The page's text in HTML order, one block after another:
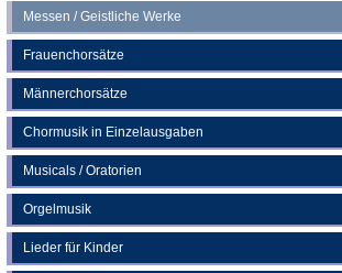
Messen / Geistliche Werke
Frauenchorsätze
Männerchorsätze
Chormusik in Einzelausgaben
Musicals / Oratorien
Orgelmusik
Lieder für Kinder